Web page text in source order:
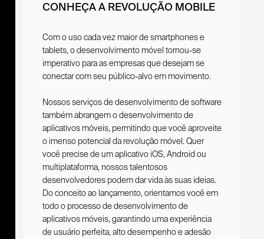
CONHEÇA A REVOLUÇÃO MOBILE
Com o uso cada vez maior de smartphones e
tablets, o desenvolvimento móvel tornou-se
imperativo para as empresas que desejam se
conectar com seu público-alvo em movimento.
Nossos serviços de desenvolvimento de software
também abrangem o desenvolvimento de
aplicativos móveis, permitindo que você aproveite
o imenso potencial da revolução móvel. Quer
você precise de um aplicativo iOS, Android ou
multiplataforma, nossos talentosos
desenvolvedores podem dar vida às suas ideias.
Do conceito ao lançamento, orientamos você em
todo o processo de desenvolvimento de
aplicativos móveis, garantindo uma experiência
de usuário perfeita, alto desempenho e adesão